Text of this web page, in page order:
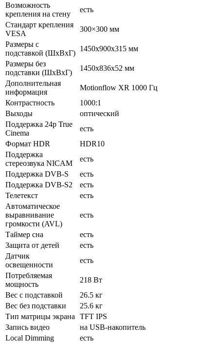
Возможность
крепления на стену
есть
Стандарт крепления
VESA
300×300 мм
Размеры с
подставкой (ШxВxГ)
1450x900x315 мм
Размеры без
подставки (ШxВxГ)
1450x836x52 мм
Дополнительная
информация
Motionflow XR 1000 Гц
Контрастность
1000:1
Выходы
оптический
Поддержка 24p True
Cinema
есть
Формат HDR
HDR10
Поддержка
стереозвука NICAM
есть
Поддержка DVB-S
есть
Поддержка DVB-S2
есть
Телетекст
есть
Автоматическое
выравнивание
громкости (AVL)
есть
Таймер сна
есть
Защита от детей
есть
Датчик
освещенности
есть
Потребляемая
мощность
218 Вт
Вес с подставкой
26.5 кг
Вес без подставки
25.6 кг
Тип матрицы экрана
TFT IPS
Запись видео
на USB-накопитель
Local Dimming
есть